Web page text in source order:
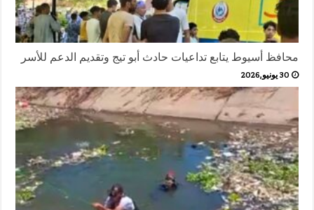
محافظ أسيوط يتابع تداعيات حادث أبو تيج وتقديم الدعم للأسر
30 يونيو,2026